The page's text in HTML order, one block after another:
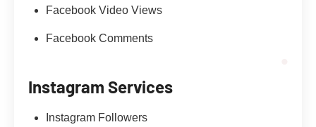
Facebook Video Views
Facebook Comments
Instagram Services
Instagram Followers